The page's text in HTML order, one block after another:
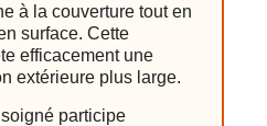
à la couverture tout en
surface. Cette
efficacement une
extérieure plus large.
participe